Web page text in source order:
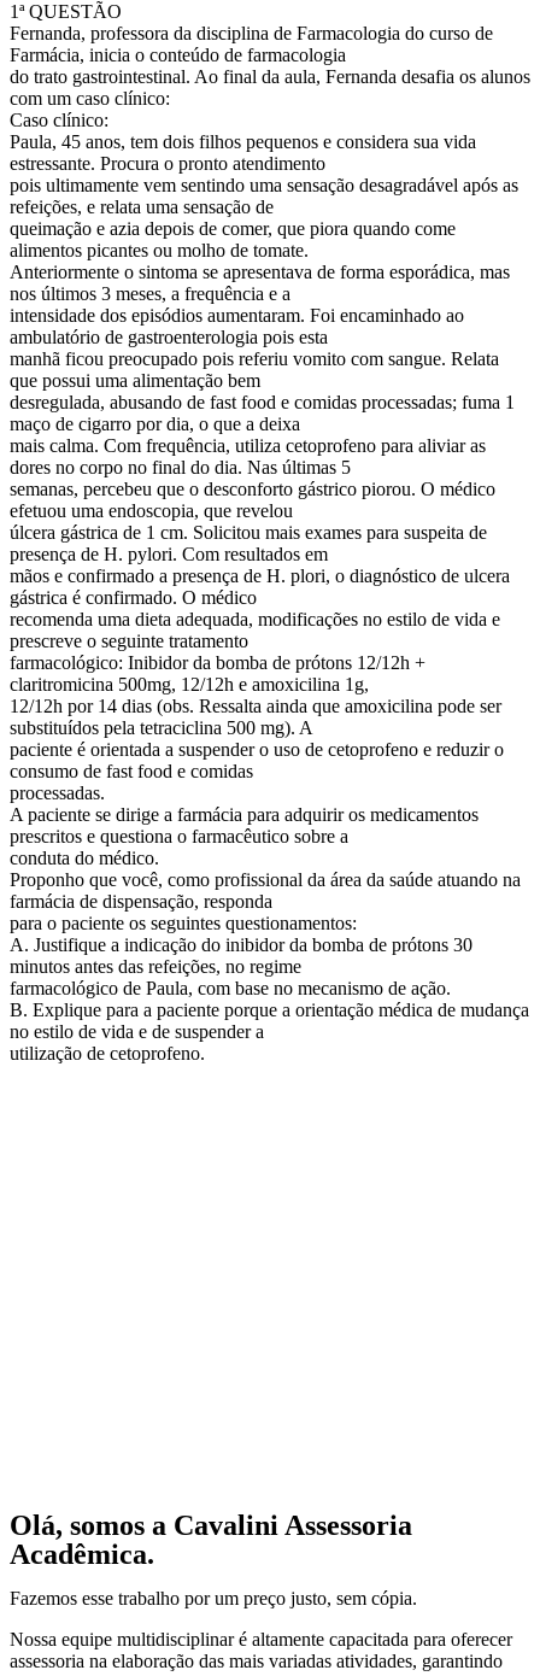
1ª QUESTÃO
Fernanda, professora da disciplina de Farmacologia do curso de
Farmácia, inicia o conteúdo de farmacologia
do trato gastrointestinal. Ao final da aula, Fernanda desafia os alunos
com um caso clínico:
Caso clínico:
Paula, 45 anos, tem dois filhos pequenos e considera sua vida
estressante. Procura o pronto atendimento
pois ultimamente vem sentindo uma sensação desagradável após as
refeições, e relata uma sensação de
queimação e azia depois de comer, que piora quando come
alimentos picantes ou molho de tomate.
Anteriormente o sintoma se apresentava de forma esporádica, mas
nos últimos 3 meses, a frequência e a
intensidade dos episódios aumentaram. Foi encaminhado ao
ambulatório de gastroenterologia pois esta
manhã ficou preocupado pois referiu vomito com sangue. Relata
que possui uma alimentação bem
desregulada, abusando de fast food e comidas processadas; fuma 1
maço de cigarro por dia, o que a deixa
mais calma. Com frequência, utiliza cetoprofeno para aliviar as
dores no corpo no final do dia. Nas últimas 5
semanas, percebeu que o desconforto gástrico piorou. O médico
efetuou uma endoscopia, que revelou
úlcera gástrica de 1 cm. Solicitou mais exames para suspeita de
presença de H. pylori. Com resultados em
mãos e confirmado a presença de H. plori, o diagnóstico de ulcera
gástrica é confirmado. O médico
recomenda uma dieta adequada, modificações no estilo de vida e
prescreve o seguinte tratamento
farmacológico: Inibidor da bomba de prótons 12/12h +
claritromicina 500mg, 12/12h e amoxicilina 1g,
12/12h por 14 dias (obs. Ressalta ainda que amoxicilina pode ser
substituídos pela tetraciclina 500 mg). A
paciente é orientada a suspender o uso de cetoprofeno e reduzir o
consumo de fast food e comidas
processadas.
A paciente se dirige a farmácia para adquirir os medicamentos
prescritos e questiona o farmacêutico sobre a
conduta do médico.
Proponho que você, como profissional da área da saúde atuando na
farmácia de dispensação, responda
para o paciente os seguintes questionamentos:
A. Justifique a indicação do inibidor da bomba de prótons 30
minutos antes das refeições, no regime
farmacológico de Paula, com base no mecanismo de ação.
B. Explique para a paciente porque a orientação médica de mudança
no estilo de vida e de suspender a
utilização de cetoprofeno.
Olá, somos a Cavalini Assessoria
Acadêmica.
Fazemos esse trabalho por um preço justo, sem cópia.
Nossa equipe multidisciplinar é altamente capacitada para oferecer
assessoria na elaboração das mais variadas atividades, garantindo